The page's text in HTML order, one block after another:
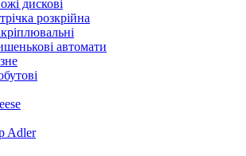
дискові
розкрійна
автомати
Adler